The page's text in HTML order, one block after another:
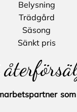
Belysning
Trädgård
Säsong
Sänkt pris